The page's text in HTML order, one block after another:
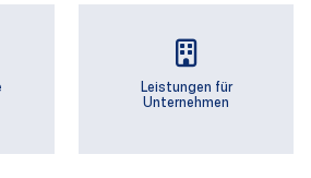
Leistungen für
Unternehmen